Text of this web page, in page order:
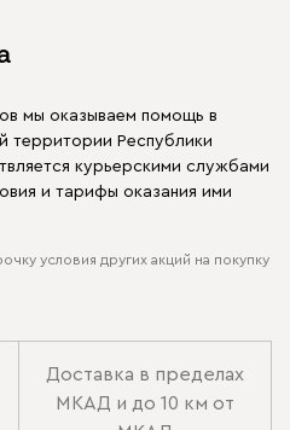
мы оказываем помощь в
территории Республики
курьерскими службами
и тарифы оказания ими
условия других акций на покупку
Доставка в пределах
МКАД и до 10 км от